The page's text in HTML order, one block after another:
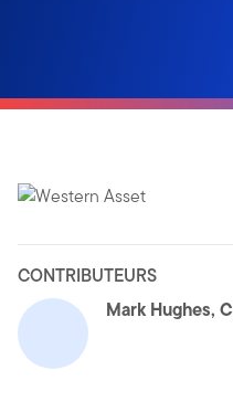
CONTRIBUTEURS
Mark Hughes,